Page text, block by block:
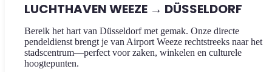
LUCHTHAVEN WEEZE → DÜSSELDORF
Bereik het hart van Düsseldorf met gemak. Onze directe
pendeldienst brengt je van Airport Weeze rechtstreeks naar het
stadscentrum—perfect voor zaken, winkelen en culturele
hoogtepunten.